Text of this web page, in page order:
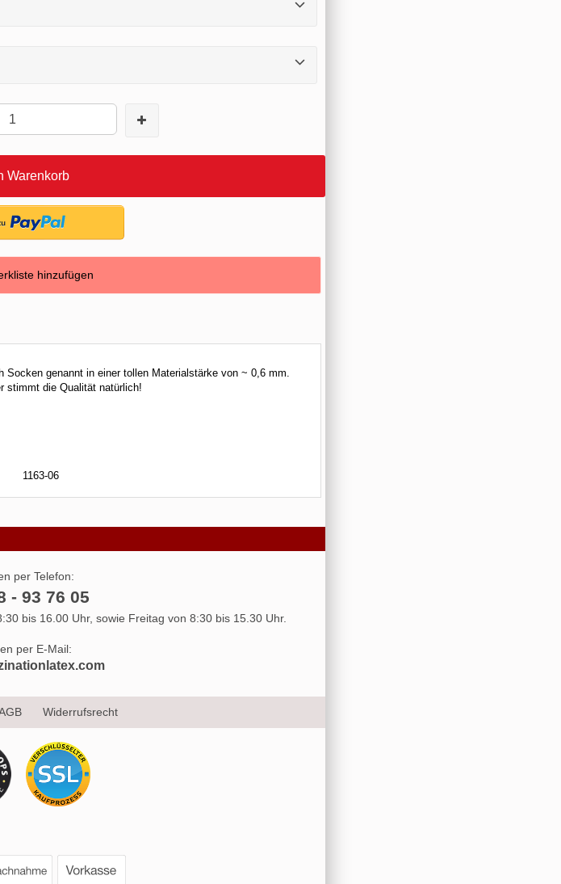
Warenkorb
hinzufügen
genannt in einer tollen Materialstärke von ~ 0,6 mm.
stimmt die Qualität natürlich!
1163-06
per Telefon:
- 93 76 05
bis 16.00 Uhr, sowie Freitag von 8:30 bis 15.30 Uhr.
per E-Mail:
Widerrufsrecht